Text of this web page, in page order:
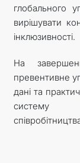
глобального
вирішувати
інклюзивності.
На
превентивне
дані та
систему